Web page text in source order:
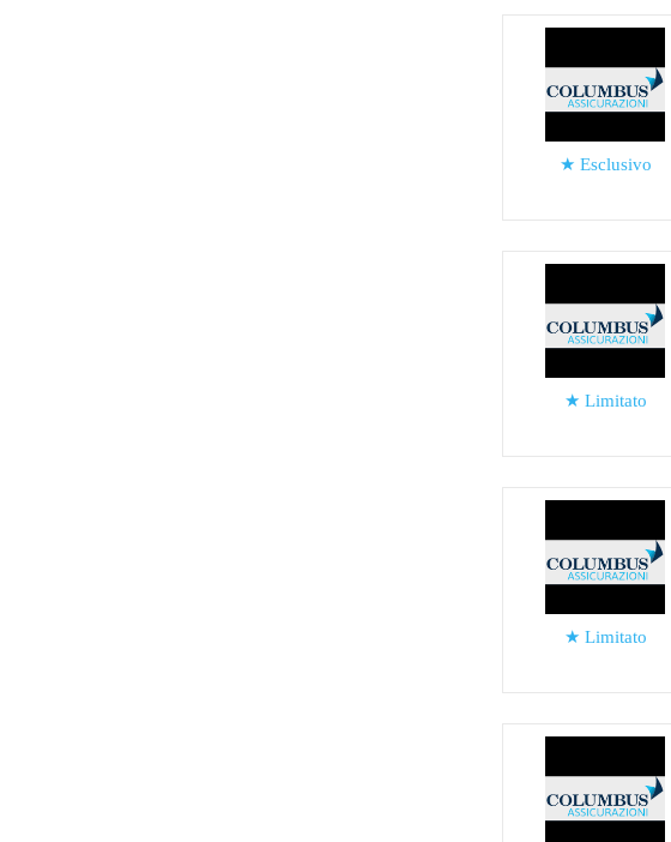
★ Esclusivo
★ Limitato
★ Limitato